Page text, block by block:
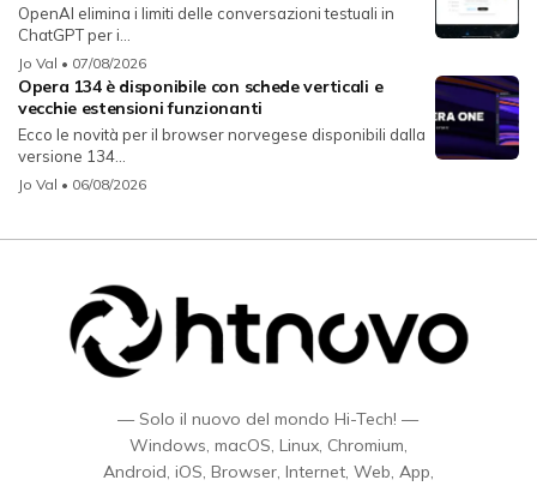
OpenAI elimina i limiti delle conversazioni testuali in
ChatGPT per i...
Jo Val • 07/08/2026
Opera 134 è disponibile con schede verticali e
vecchie estensioni funzionanti
Ecco le novità per il browser norvegese disponibili dalla
versione 134...
Jo Val • 06/08/2026
— Solo il nuovo del mondo Hi-Tech! —
Windows, macOS, Linux, Chromium,
Android, iOS, Browser, Internet, Web, App,